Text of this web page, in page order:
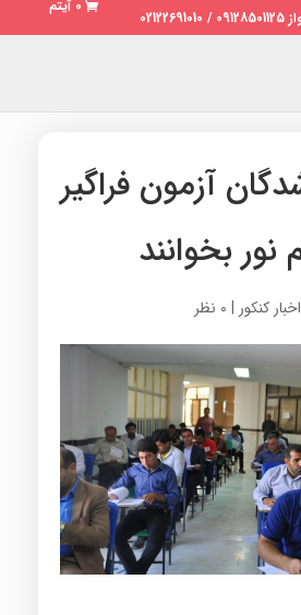
0 آیتم
آزمون فراگیر
نور بخوانند
اخبار کنکور | 0 نظر